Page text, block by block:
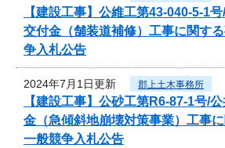
【建設工事】公維工第43-040-5-1
交付金（舗装道補修）工事に関す
争入札公告
2024年7月1日更新 郡上土木事務所
【建設工事】公砂工第R6-87-1号/
金（急傾斜地崩壊対策事業）工事
一般競争入札公告